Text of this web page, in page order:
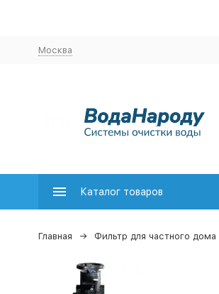
Москва
Каталог товаров
Главная Фильтр для частного дома